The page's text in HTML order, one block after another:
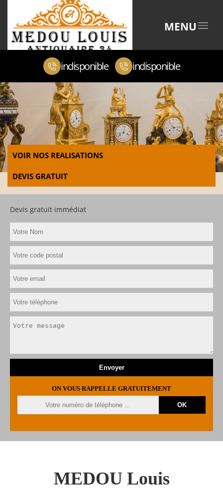
MENU
indisponible indisponible
VOIR NOS REALISATIONS
DEVIS GRATUIT
Devis gratuit immédiat
ON VOUS RAPPELLE GRATUITEMENT
MEDOU Louis